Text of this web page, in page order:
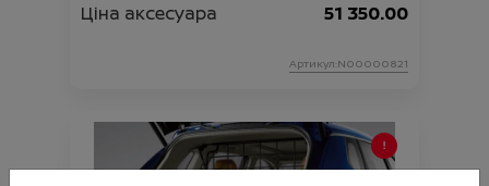
Ціна аксесуара 51 350.00
Артикул:N00000821